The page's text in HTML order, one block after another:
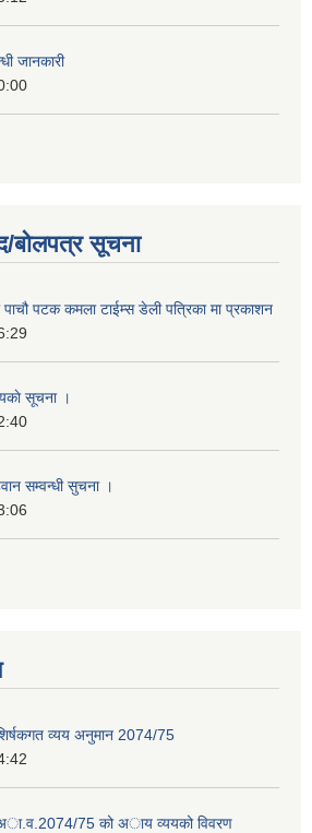
जानकारी
बोलपत्र सूचना
पाचौ पटक कमला टाईम्स डेली पत्रिका मा प्रकाशन
सूचना ।
सम्वन्धी सुचना ।
व्यय अनुमान 2074/75
अा‍‍‍.व.2074/75 को अाय व्ययको विवरण